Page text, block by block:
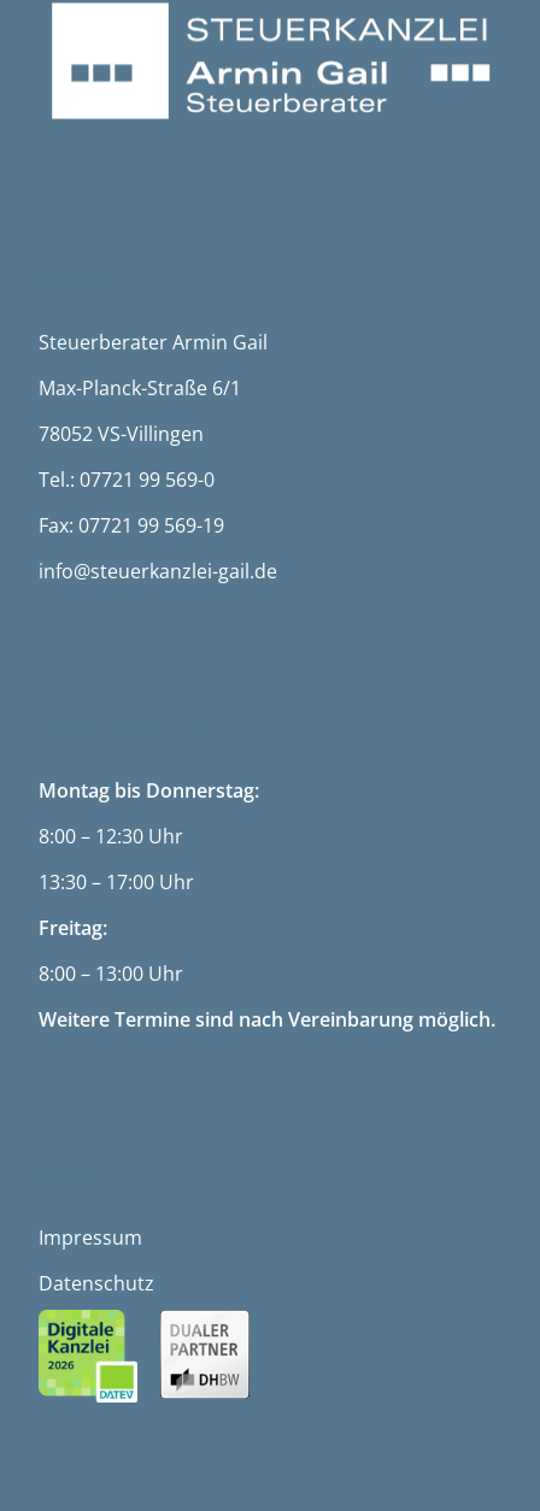
Steuerberater Armin Gail
Max-Planck-Straße 6/1
78052 VS-Villingen
Tel.: 07721 99 569-0
Fax: 07721 99 569-19
info@steuerkanzlei-gail.de
Montag bis Donnerstag:
8:00 – 12:30 Uhr
13:30 – 17:00 Uhr
Freitag:
8:00 – 13:00 Uhr
Weitere Termine sind nach Vereinbarung möglich.
Impressum
Datenschutz